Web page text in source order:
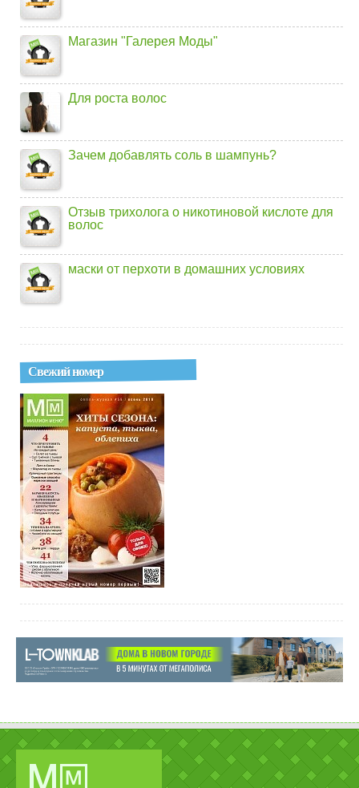
Магазин "Галерея Моды"
Для роста волос
Зачем добавлять соль в шампунь?
Отзыв трихолога о никотиновой кислоте для
волос
маски от перхоти в домашних условиях
Свежий номер